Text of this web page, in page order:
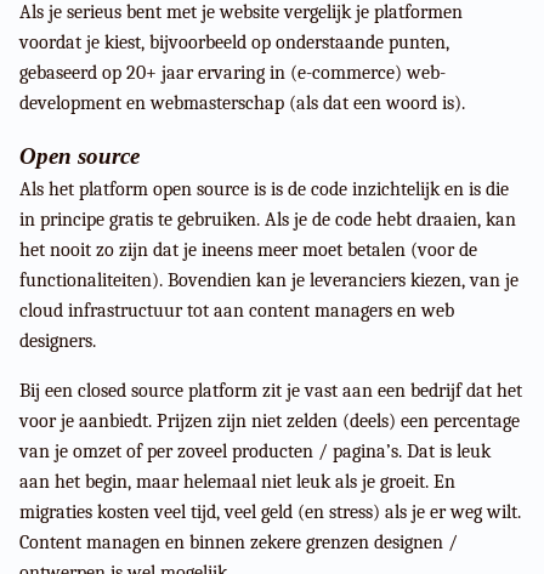
Als je serieus bent met je website vergelijk je platformen
voordat je kiest, bijvoorbeeld op onderstaande punten,
gebaseerd op 20+ jaar ervaring in (e-commerce) web-
development en webmasterschap (als dat een woord is).
Open source
Als het platform open source is is de code inzichtelijk en is die
in principe gratis te gebruiken. Als je de code hebt draaien, kan
het nooit zo zijn dat je ineens meer moet betalen (voor de
functionaliteiten). Bovendien kan je leveranciers kiezen, van je
cloud infrastructuur tot aan content managers en web
designers.
Bij een closed source platform zit je vast aan een bedrijf dat het
voor je aanbiedt. Prijzen zijn niet zelden (deels) een percentage
van je omzet of per zoveel producten / pagina’s. Dat is leuk
aan het begin, maar helemaal niet leuk als je groeit. En
migraties kosten veel tijd, veel geld (en stress) als je er weg wilt.
Content managen en binnen zekere grenzen designen /